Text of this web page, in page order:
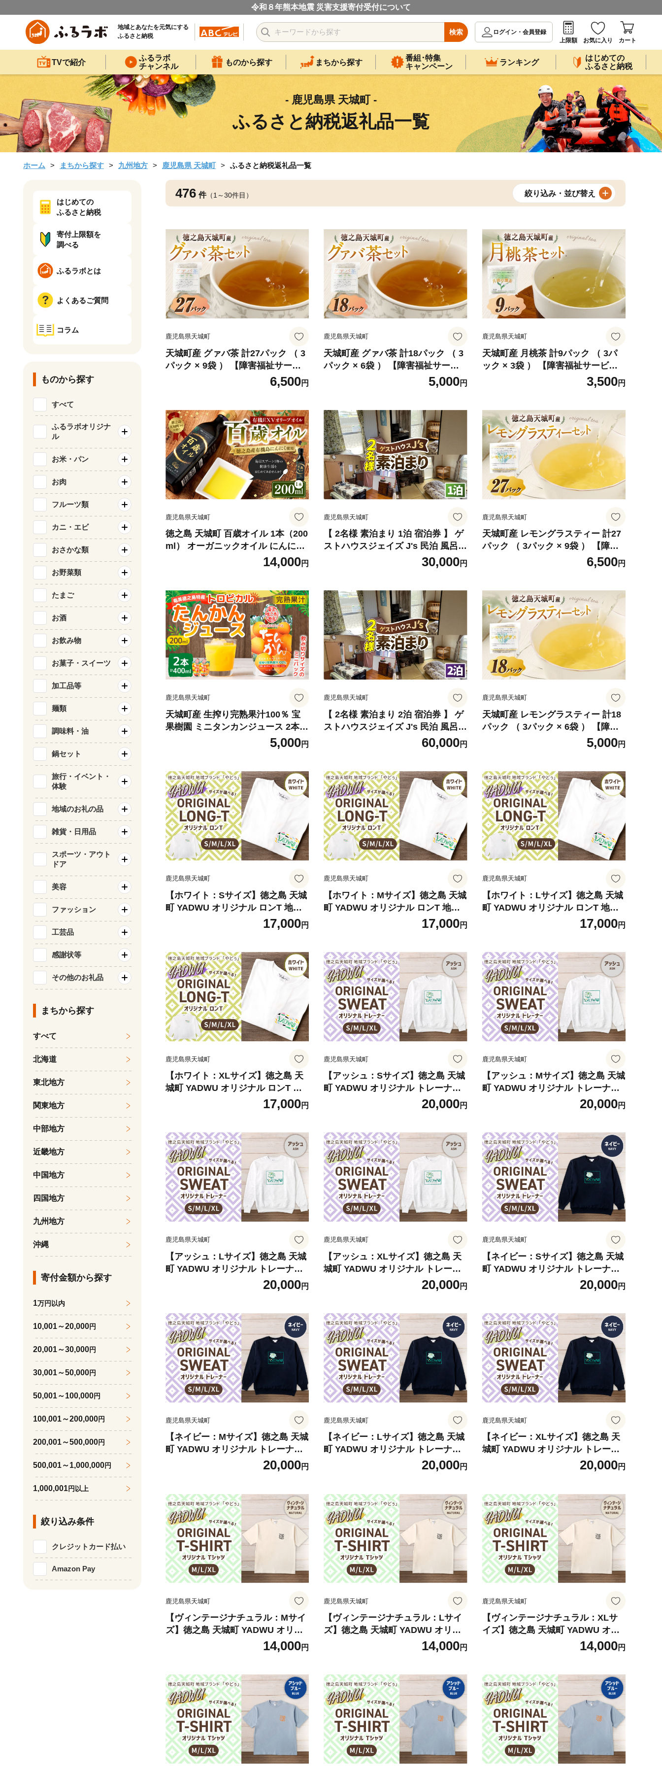
令和８年熊本地震 災害支援寄付受付について
地域とあなたを元気にする
ふるさと納税
検索
ログイン・会員登録
上限額
お気に入り カート
TVで紹介
ふるラボ
チャンネル
ものから探す まちから探す
番組･特集
キャンペーン
ランキング
はじめての
ふるさと納税
- 鹿児島県 天城町 -
ふるさと納税返礼品一覧
ホーム まちから探す 九州地方 鹿児島県 天城町 ふるさと納税返礼品一覧
476 件（1～30件目） 絞り込み・並び替え
鹿児島県天城町
天城町産 グァバ茶 計27パック （ 3
パック × 9袋 ） 【障害福祉サービ
ス事業所あしびなぁ】 お茶 ティー
パック 国産 鹿児島県産 グァバ
6,500円
鹿児島県天城町
天城町産 グァバ茶 計18パック （ 3
パック × 6袋 ） 【障害福祉サービ
ス事業所あしびなぁ】 お茶 ティー
パック 国産 鹿児島県産 グァバ
5,000円
鹿児島県天城町
天城町産 月桃茶 計9パック （ 3パ
ック × 3袋 ） 【障害福祉サービス
事業所あしびなぁ】 お茶 ティーパ
3,500円
鹿児島県天城町
徳之島 天城町 百歳オイル 1本（200
ml） オーガニックオイル にんにく
ガーリック 有機 エクストラバージ
ンオリーブオイル 油 オリーブ オリ
14,000円
鹿児島県天城町
【 2名様 素泊まり 1泊 宿泊券 】 ゲ
ストハウスジェイズ J's 民泊 風呂
トイレ 洗濯機 完備 徳之島 天城町
観光 宿泊 チケット ゲストハウス 旅
室禁煙 禁煙 宿泊チケット 駐車場完
備 寝室 リラックススペース
30,000円
鹿児島県天城町
天城町産 レモングラスティー 計27
パック （ 3パック × 9袋 ） 【障害
福祉サービス事業所あしびなぁ】
お茶 ティーパック 国産 鹿児島県産
6,500円
鹿児島県天城町
天城町産 生搾り完熟果汁100％ 宝
果樹園 ミニタンカンジュース 2本セ
ット（200ml×2本） 合計約400ml
タンカン 果汁飲料 たんかん 果汁10
くだもの セット 九州 鹿児島県 天城
町 常温
5,000円
鹿児島県天城町
【 2名様 素泊まり 2泊 宿泊券 】 ゲ
ストハウスジェイズ J's 民泊 風呂
トイレ 洗濯機 完備 徳之島 天城町
観光 宿泊 チケット ゲストハウス 旅
室禁煙 禁煙 宿泊チケット 駐車場完
備 寝室 リラックススペース
60,000円
鹿児島県天城町
天城町産 レモングラスティー 計18
パック （ 3パック × 6袋 ） 【障害
福祉サービス事業所あしびなぁ】
お茶 ティーパック 国産 鹿児島県産
5,000円
鹿児島県天城町
【ホワイト：Sサイズ】徳之島 天城
町 YADWU オリジナル ロンT 地域
ブランド ヤドゥー 1枚 ロンT ロン
グスリープ メンズ レディース 男女
17,000円
鹿児島県天城町
【ホワイト：Mサイズ】徳之島 天城
町 YADWU オリジナル ロンT 地域
ブランド ヤドゥー 1枚 ロンT ロン
グスリープ メンズ レディース 男女
17,000円
鹿児島県天城町
【ホワイト：Lサイズ】徳之島 天城
町 YADWU オリジナル ロンT 地域
ブランド ヤドゥー 1枚 ロンT ロン
グスリープ メンズ レディース 男女
17,000円
鹿児島県天城町
【ホワイト：XLサイズ】徳之島 天
城町 YADWU オリジナル ロンT 地
域ブランド ヤドゥー 1枚 ロンT ロ
ングスリープ メンズ レディース 男
17,000円
鹿児島県天城町
【アッシュ：Sサイズ】徳之島 天城
町 YADWU オリジナル トレーナー
地域ブランド ヤドゥー 1枚 メンズ
レディース 男女兼用 鹿児島県
20,000円
鹿児島県天城町
【アッシュ：Mサイズ】徳之島 天城
町 YADWU オリジナル トレーナー
地域ブランド ヤドゥー 1枚 メンズ
レディース 男女兼用 鹿児島県
20,000円
鹿児島県天城町
【アッシュ：Lサイズ】徳之島 天城
町 YADWU オリジナル トレーナー
地域ブランド ヤドゥー 1枚 メンズ
レディース 男女兼用 鹿児島県
20,000円
鹿児島県天城町
【アッシュ：XLサイズ】徳之島 天
城町 YADWU オリジナル トレーナ
ー 地域ブランド ヤドゥー 1枚 メン
ズ レディース 男女兼用 鹿児島県
20,000円
鹿児島県天城町
【ネイビー：Sサイズ】徳之島 天城
町 YADWU オリジナル トレーナー
地域ブランド ヤドゥー 1枚 メンズ
レディース 男女兼用 鹿児島県
20,000円
鹿児島県天城町
【ネイビー：Mサイズ】徳之島 天城
町 YADWU オリジナル トレーナー
地域ブランド ヤドゥー 1枚 メンズ
レディース 男女兼用 鹿児島県
20,000円
鹿児島県天城町
【ネイビー：Lサイズ】徳之島 天城
町 YADWU オリジナル トレーナー
地域ブランド ヤドゥー 1枚 メンズ
レディース 男女兼用 鹿児島県
20,000円
鹿児島県天城町
【ネイビー：XLサイズ】徳之島 天
城町 YADWU オリジナル トレーナ
ー 地域ブランド ヤドゥー 1枚 メン
ズ レディース 男女兼用 鹿児島県
20,000円
鹿児島県天城町
【ヴィンテージナチュラル：Mサイ
ズ】徳之島 天城町 YADWU オリジ
ナル Tシャツ 地域ブランド ヤドゥ
ー 1枚 服 洋服 レディース メンズ
14,000円
鹿児島県天城町
【ヴィンテージナチュラル：Lサイ
ズ】徳之島 天城町 YADWU オリジ
ナル Tシャツ 地域ブランド ヤドゥ
ー 1枚 服 洋服 レディース メンズ
14,000円
鹿児島県天城町
【ヴィンテージナチュラル：XLサ
イズ】徳之島 天城町 YADWU オリ
ジナル Tシャツ 地域ブランド ヤド
ゥー 1枚 服 洋服 レディース メンズ
14,000円
はじめての
ふるさと納税
寄付上限額を
調べる
ふるラボとは
よくあるご質問
コラム
ものから探す
すべて
ふるラボオリジナ
ル
お米・パン
お肉
フルーツ類
カニ・エビ
おさかな類
お野菜類
たまご
お酒
お飲み物
お菓子・スイーツ
加工品等
麺類
調味料・油
鍋セット
旅行・イベント・
体験
地域のお礼の品
雑貨・日用品
スポーツ・アウト
ドア
美容
ファッション
工芸品
感謝状等
その他のお礼品
まちから探す
すべて
北海道
東北地方
関東地方
中部地方
近畿地方
中国地方
四国地方
九州地方
沖縄
寄付金額から探す
1万円以内
10,001～20,000円
20,001～30,000円
30,001～50,000円
50,001～100,000円
100,001～200,000円
200,001～500,000円
500,001～1,000,000円
1,000,001円以上
絞り込み条件
クレジットカード払い
Amazon Pay